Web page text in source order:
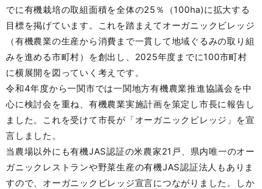
でに有機栽培の取組面積を全体の25％（100ha)に拡大する
目標を掲げています。これを踏まえてオーガニックビレッジ
（有機農業の生産から消費まで一貫して地域ぐるみの取り組
みを進める市町村）を創出し、2025年度までに100市町村
に横展開を図っていく考えです。
令和4年度から一関市では一関地方有機農業推進協議会を中
心に検討会を重ね、有機農業実施計画を策定し市長に報告し
ました。これを受けて市長が「オーガニックビレッジ」を宣
言しました。
当農場以外にも有機JAS認証の米農家21戸、県内唯一のオー
ガニックレストランや野菜生産の有機JAS認証法人もありま
すので、オーガニックビレッジ宣言につながりました。しか